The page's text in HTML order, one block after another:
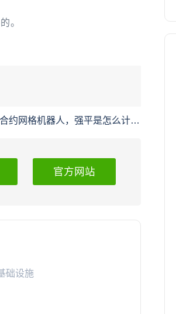
。
约网格机器人，强平是怎么计算
官方网站
础设施